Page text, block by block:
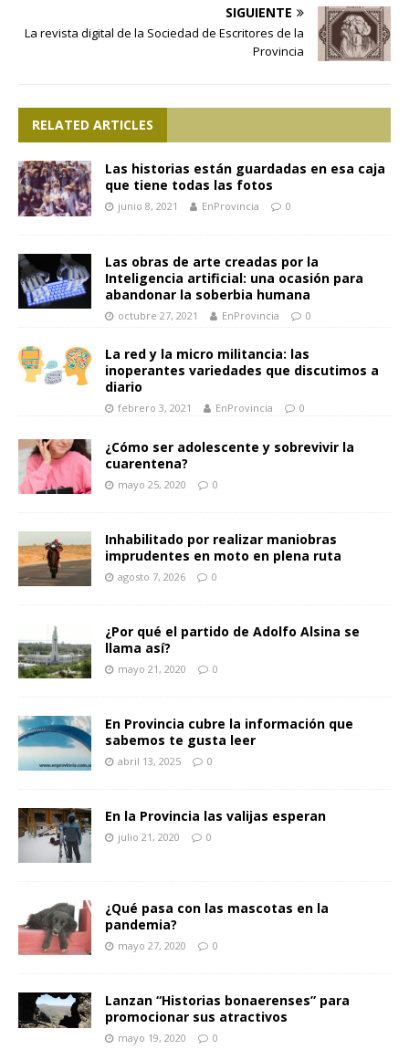
SIGUIENTE
La revista digital de la Sociedad de Escritores de la
Provincia
RELATED ARTICLES
Las historias están guardadas en esa caja
que tiene todas las fotos
junio 8, 2021 EnProvincia 0
Las obras de arte creadas por la
Inteligencia artificial: una ocasión para
abandonar la soberbia humana
octubre 27, 2021 EnProvincia 0
La red y la micro militancia: las
inoperantes variedades que discutimos a
diario
febrero 3, 2021 EnProvincia 0
¿Cómo ser adolescente y sobrevivir la
cuarentena?
mayo 25, 2020 0
Inhabilitado por realizar maniobras
imprudentes en moto en plena ruta
agosto 7, 2026 0
¿Por qué el partido de Adolfo Alsina se
llama así?
mayo 21, 2020 0
En Provincia cubre la información que
sabemos te gusta leer
abril 13, 2025 0
En la Provincia las valijas esperan
julio 21, 2020 0
¿Qué pasa con las mascotas en la
pandemia?
mayo 27, 2020 0
Lanzan “Historias bonaerenses” para
promocionar sus atractivos
mayo 19, 2020 0